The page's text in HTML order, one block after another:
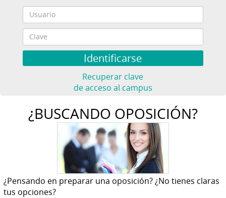
Recuperar clave
de acceso al campus
¿BUSCANDO OPOSICIÓN?
¿Pensando en preparar una oposición? ¿No tienes claras
tus opciones?